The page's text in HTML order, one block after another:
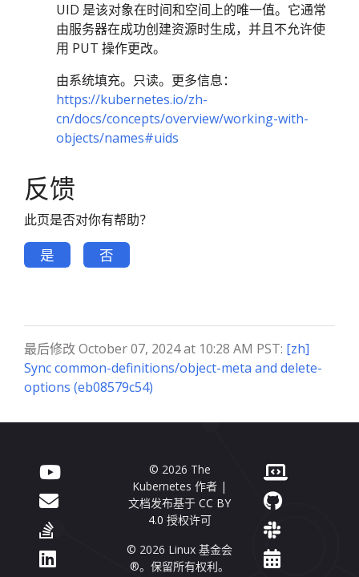
UID 是该对象在时间和空间上的唯一值。它通常
由服务器在成功创建资源时生成，并且不允许使
用 PUT 操作更改。
由系统填充。只读。更多信息：
https://kubernetes.io/zh-
cn/docs/concepts/overview/working-with-
objects/names#uids
反馈
此页是否对你有帮助？
是 否
最后修改 October 07, 2024 at 10:28 AM PST: [zh]
Sync common-definitions/object-meta and delete-
options (eb08579c54)
© 2026 The
Kubernetes 作者 |
文档发布基于 CC BY
4.0 授权许可
© 2026 Linux 基金会
®。保留所有权利。